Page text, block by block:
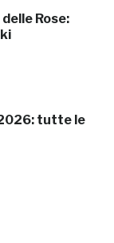
Rose:
tutte le